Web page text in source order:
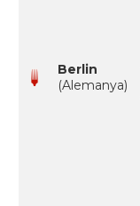
Berlin
(Alemanya)